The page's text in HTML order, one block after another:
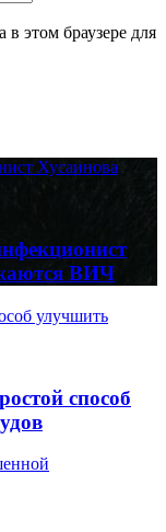
этом браузере для
Хусаинова
ВИЧ
улучшить
способ